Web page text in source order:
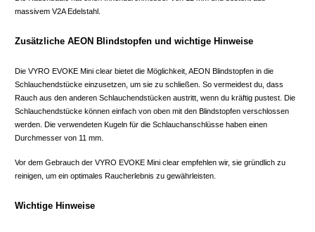
massivem V2A Edelstahl.
Zusätzliche AEON Blindstopfen und wichtige Hinweise
Die VYRO EVOKE Mini clear bietet die Möglichkeit, AEON Blindstopfen in die
Schlauchendstücke einzusetzen, um sie zu schließen. So vermeidest du, dass
Rauch aus den anderen Schlauchendstücken austritt, wenn du kräftig pustest. Die
Schlauchendstücke können einfach von oben mit den Blindstopfen verschlossen
werden. Die verwendeten Kugeln für die Schlauchanschlüsse haben einen
Durchmesser von 11 mm.
Vor dem Gebrauch der VYRO EVOKE Mini clear empfehlen wir, sie gründlich zu
reinigen, um ein optimales Raucherlebnis zu gewährleisten.
Wichtige Hinweise